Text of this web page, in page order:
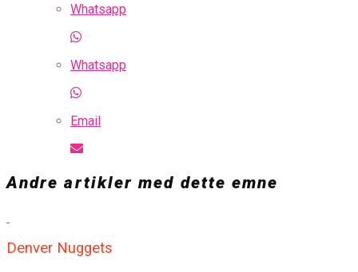
Whatsapp
Whatsapp
Email
Andre artikler med dette emne
Denver Nuggets